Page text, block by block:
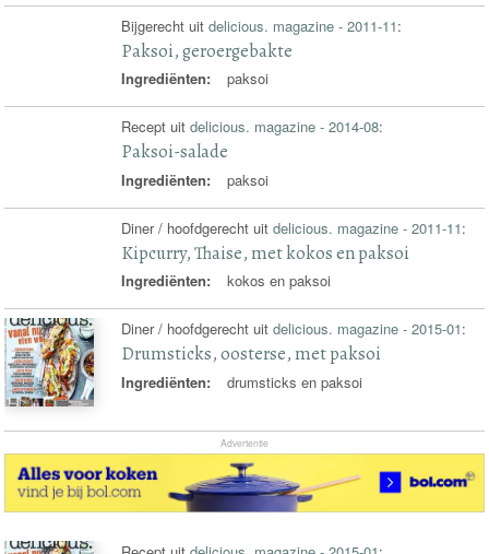
Bijgerecht uitdelicious. magazine - 2011-11:
Paksoi, geroergebakte
Ingrediënten: paksoi
Recept uitdelicious. magazine - 2014-08:
Paksoi-salade
Ingrediënten: paksoi
Diner / hoofdgerecht uitdelicious. magazine - 2011-11:
Kipcurry, Thaise, met kokos en paksoi
Ingrediënten: kokos en paksoi
Diner / hoofdgerecht uitdelicious. magazine - 2015-01:
Drumsticks, oosterse, met paksoi
Ingrediënten: drumsticks en paksoi
Advertentie